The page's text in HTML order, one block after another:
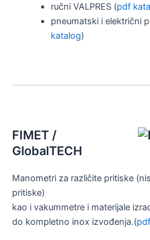
ručni VALPRES (pdf
pneumatski i električni
katalog)
FIMET /
GlobalTECH
Manometri za različite pritiske
pritiske)
kao i vakummetre i materijale
do kompletno inox izvođenja.(